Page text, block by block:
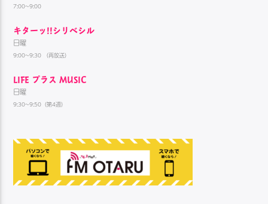
7:00~9:00
キターッ!!シリベシル
日曜
9:00~9:30 （再放送）
LIFE プラス MUSIC
日曜
9:30~9:50（第4週）